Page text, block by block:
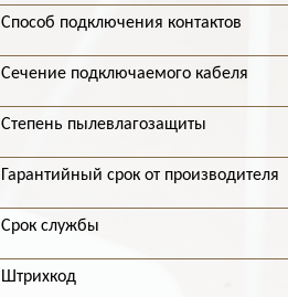
Способ подключения контактов
Cечение подключаемого кабеля
Степень пылевлагозащиты
Гарантийный срок от производителя
Срок службы
Штрихкод